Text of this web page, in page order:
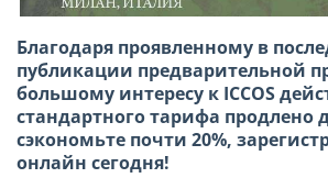
Благодаря проявленному в
публикации предварительной
большому интересу к ICCOS
стандартного тарифа продлено
сэкономьте почти 20%,
онлайн сегодня!